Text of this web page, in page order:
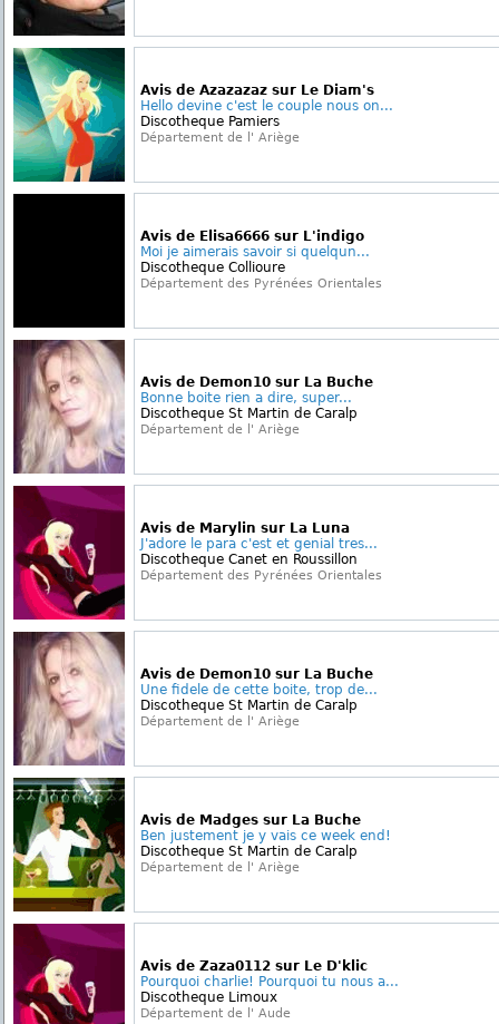
Avis de Azazazaz sur Le Diam's
Hello devine c'est le couple nous on...
Discotheque Pamiers
Département de l' Ariège
Avis de Elisa6666 sur L'indigo
Moi je aimerais savoir si quelqun...
Discotheque Collioure
Département des Pyrénées Orientales
Avis de Demon10 sur La Buche
Bonne boite rien a dire, super...
Discotheque St Martin de Caralp
Département de l' Ariège
Avis de Marylin sur La Luna
J'adore le para c'est et genial tres...
Discotheque Canet en Roussillon
Département des Pyrénées Orientales
Avis de Demon10 sur La Buche
Une fidele de cette boite, trop de...
Discotheque St Martin de Caralp
Département de l' Ariège
Avis de Madges sur La Buche
Ben justement je y vais ce week end!
Discotheque St Martin de Caralp
Département de l' Ariège
Avis de Zaza0112 sur Le D'klic
Pourquoi charlie! Pourquoi tu nous a...
Discotheque Limoux
Département de l' Aude